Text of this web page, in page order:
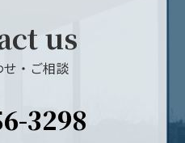
us
・ご相談
3298